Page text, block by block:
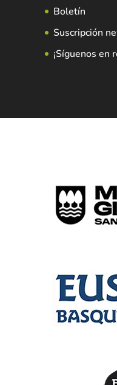
Boletín
Suscripción
¡Síguenos en